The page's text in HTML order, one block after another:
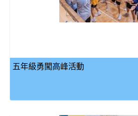
五年級勇闖高峰活動